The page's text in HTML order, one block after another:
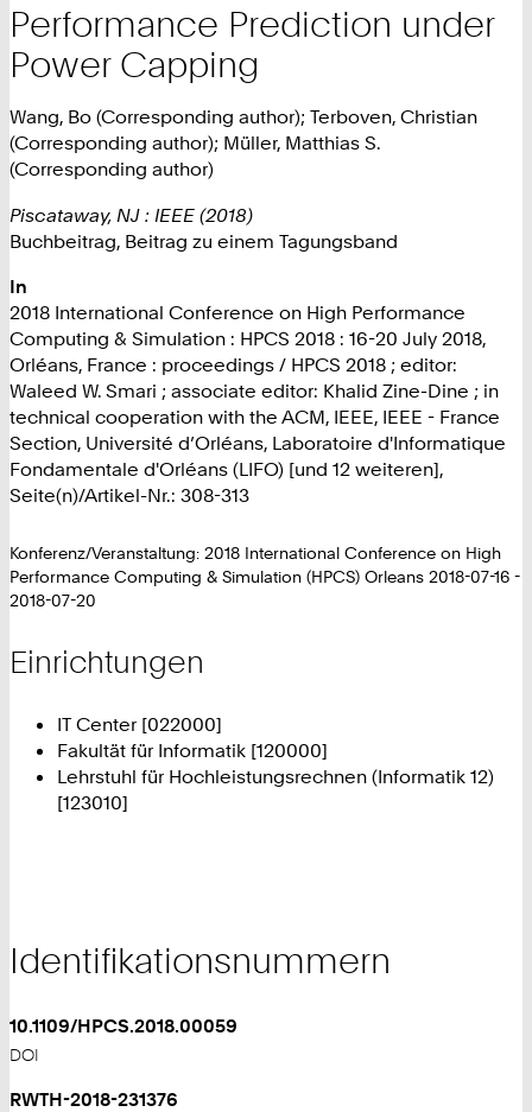
Performance Prediction under
Power Capping
Wang, Bo (Corresponding author); Terboven, Christian
(Corresponding author); Müller, Matthias S.
(Corresponding author)
Piscataway, NJ : IEEE (2018)
Buchbeitrag, Beitrag zu einem Tagungsband
In
2018 International Conference on High Performance
Computing & Simulation : HPCS 2018 : 16-20 July 2018,
Orléans, France : proceedings / HPCS 2018 ; editor:
Waleed W. Smari ; associate editor: Khalid Zine-Dine ; in
technical cooperation with the ACM, IEEE, IEEE - France
Section, Université d’Orléans, Laboratoire d'Informatique
Fondamentale d'Orléans (LIFO) [und 12 weiteren],
Seite(n)/Artikel-Nr.: 308-313
Konferenz/Veranstaltung: 2018 International Conference on High
Performance Computing & Simulation (HPCS) Orleans 2018-07-16 -
2018-07-20
Einrichtungen
IT Center [022000]
Fakultät für Informatik [120000]
Lehrstuhl für Hochleistungsrechnen (Informatik 12)
[123010]
Identifikationsnummern
10.1109/HPCS.2018.00059
DOI
RWTH-2018-231376